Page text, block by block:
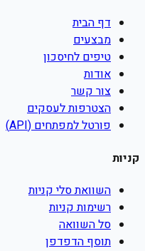
דף הבית
מבצעים
טיפים לחיסכון
אודות
צור קשר
הצטרפות לעסקים
פורטל למפתחים (API)
קניות
השוואת סלי קניות
רשימות קניות
סל השוואה
תוסף הדפדפן